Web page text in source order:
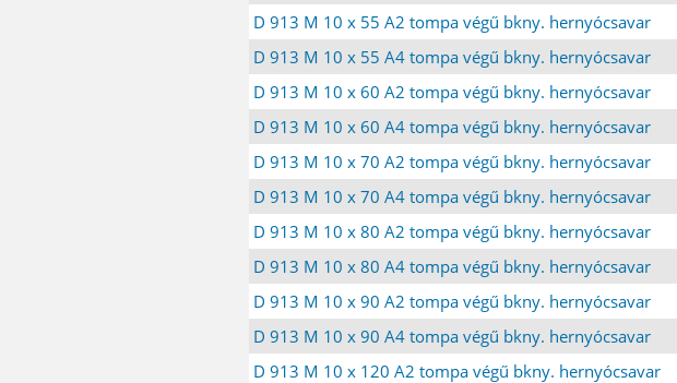
D 913 M 10 x 55 A2 tompa végű bkny. hernyócsavar
D 913 M 10 x 55 A4 tompa végű bkny. hernyócsavar
D 913 M 10 x 60 A2 tompa végű bkny. hernyócsavar
D 913 M 10 x 60 A4 tompa végű bkny. hernyócsavar
D 913 M 10 x 70 A2 tompa végű bkny. hernyócsavar
D 913 M 10 x 70 A4 tompa végű bkny. hernyócsavar
D 913 M 10 x 80 A2 tompa végű bkny. hernyócsavar
D 913 M 10 x 80 A4 tompa végű bkny. hernyócsavar
D 913 M 10 x 90 A2 tompa végű bkny. hernyócsavar
D 913 M 10 x 90 A4 tompa végű bkny. hernyócsavar
D 913 M 10 x 120 A2 tompa végű bkny. hernyócsavar